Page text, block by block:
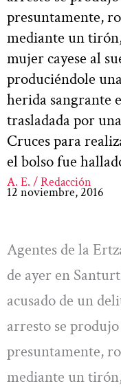
presuntamente,
mediante un
mujer cayese al
produciéndole
herida sangrante
trasladada por
Cruces para
el bolso fue
A. E. / Redacción
12 noviembre, 2016
Agentes de la
de ayer en
acusado de un
arresto se
presuntamente,
mediante un